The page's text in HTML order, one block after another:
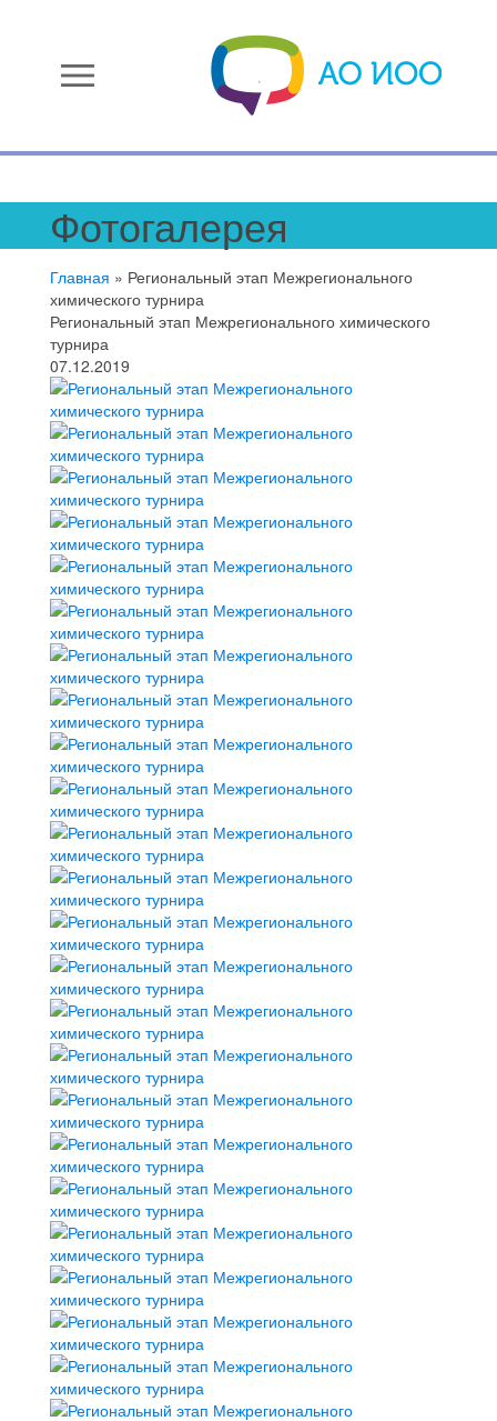
menu
Фотогалерея
Главная » Региональный этап Межрегионального
химического турнира
Региональный этап Межрегионального химического
турнира
07.12.2019